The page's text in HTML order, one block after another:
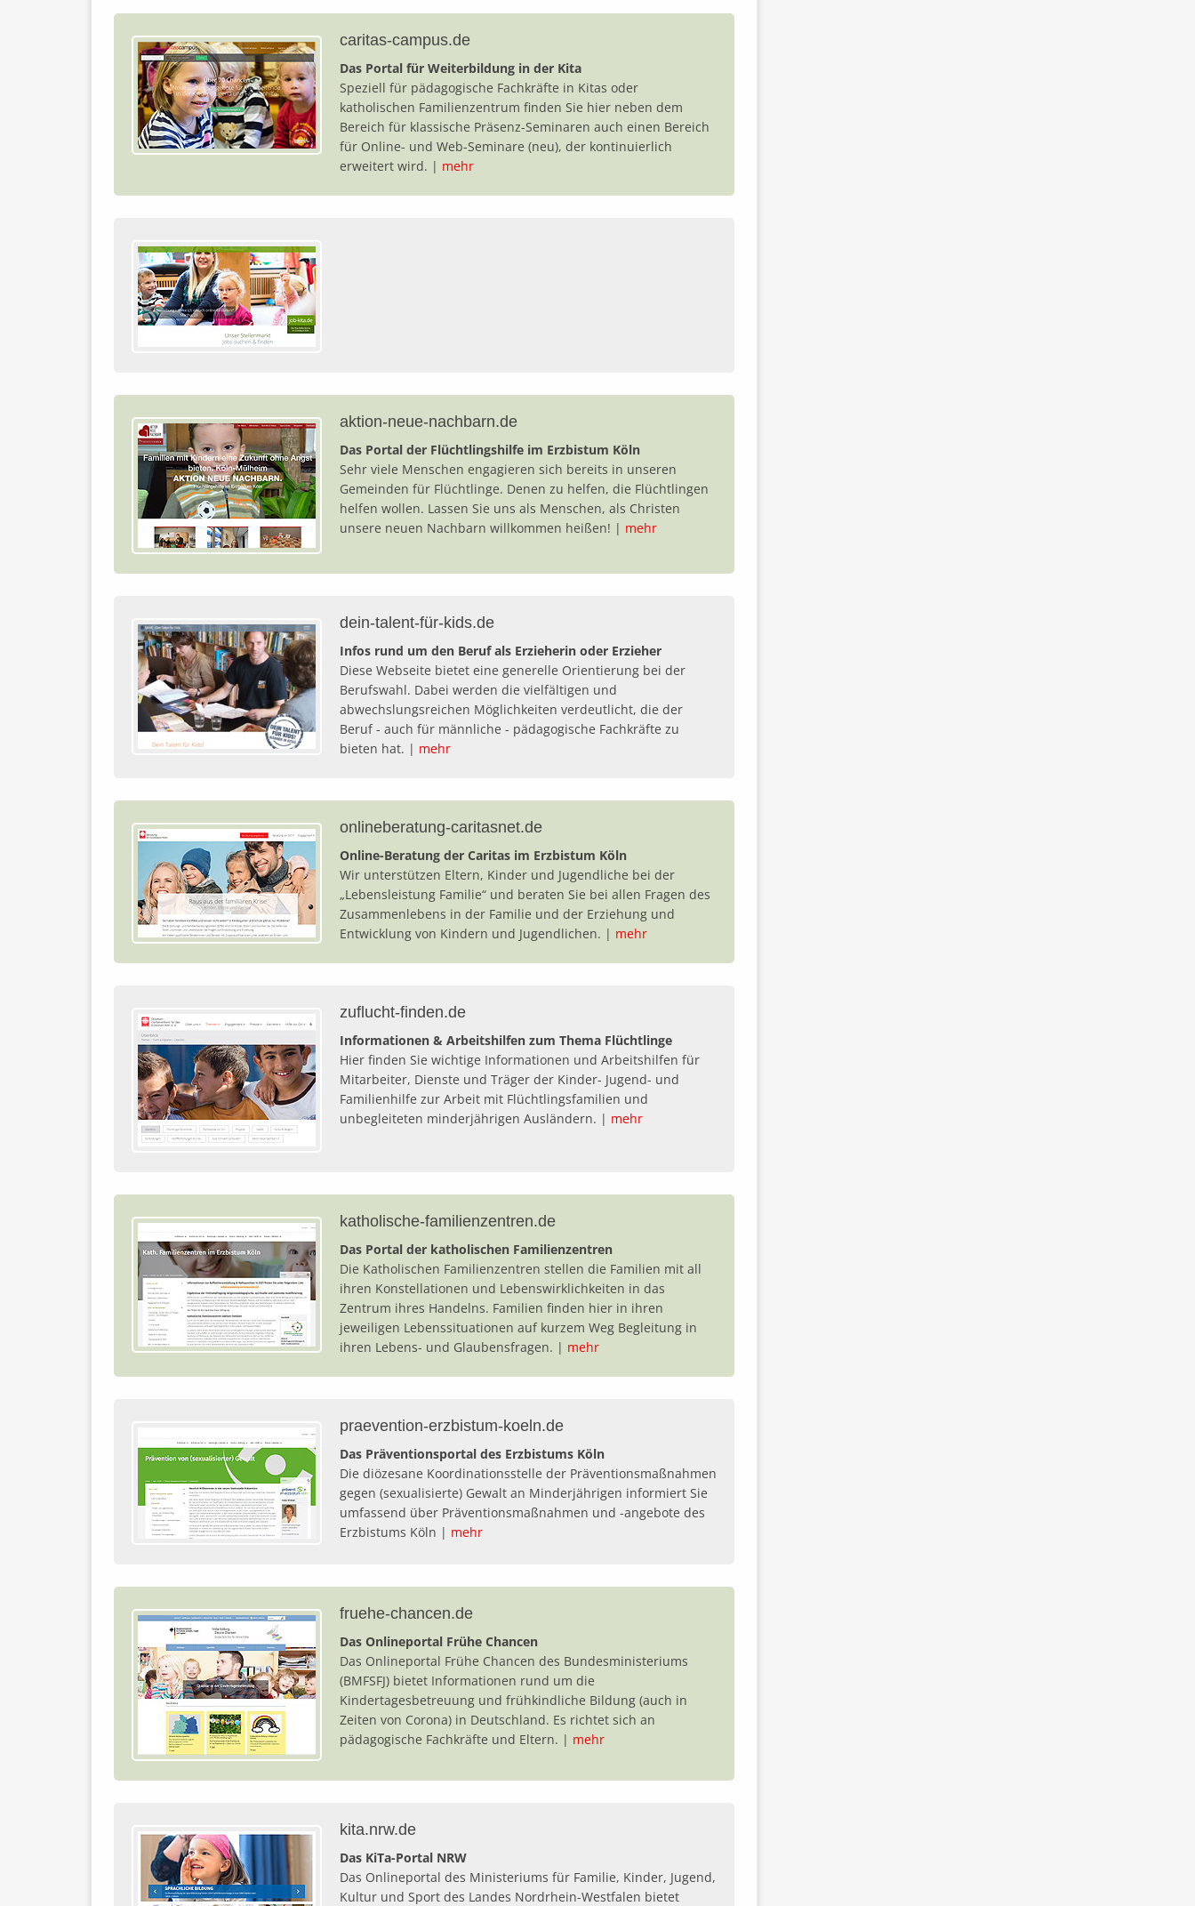
caritas-campus.de
Das Portal für Weiterbildung in der Kita
Speziell für pädagogische Fachkräfte in Kitas oder
katholischen Familienzentrum finden Sie hier neben dem
Bereich für klassische Präsenz-Seminaren auch einen Bereich
für Online- und Web-Seminare (neu), der kontinuierlich
erweitert wird. | mehr
aktion-neue-nachbarn.de
Das Portal der Flüchtlingshilfe im Erzbistum Köln
Sehr viele Menschen engagieren sich bereits in unseren
Gemeinden für Flüchtlinge. Denen zu helfen, die Flüchtlingen
helfen wollen. Lassen Sie uns als Menschen, als Christen
unsere neuen Nachbarn willkommen heißen! | mehr
dein-talent-für-kids.de
Infos rund um den Beruf als Erzieherin oder Erzieher
Diese Webseite bietet eine generelle Orientierung bei der
Berufswahl. Dabei werden die vielfältigen und
abwechslungsreichen Möglichkeiten verdeutlicht, die der
Beruf - auch für männliche - pädagogische Fachkräfte zu
bieten hat. | mehr
onlineberatung-caritasnet.de
Online-Beratung der Caritas im Erzbistum Köln
Wir unterstützen Eltern, Kinder und Jugendliche bei der
„Lebensleistung Familie“ und beraten Sie bei allen Fragen des
Zusammenlebens in der Familie und der Erziehung und
Entwicklung von Kindern und Jugendlichen. | mehr
zuflucht-finden.de
Informationen & Arbeitshilfen zum Thema Flüchtlinge
Hier finden Sie wichtige Informationen und Arbeitshilfen für
Mitarbeiter, Dienste und Träger der Kinder- Jugend- und
Familienhilfe zur Arbeit mit Flüchtlingsfamilien und
unbegleiteten minderjährigen Ausländern. | mehr
katholische-familienzentren.de
Das Portal der katholischen Familienzentren
Die Katholischen Familienzentren stellen die Familien mit all
ihren Konstellationen und Lebenswirklichkeiten in das
Zentrum ihres Handelns. Familien finden hier in ihren
jeweiligen Lebenssituationen auf kurzem Weg Begleitung in
ihren Lebens- und Glaubensfragen. | mehr
praevention-erzbistum-koeln.de
Das Präventionsportal des Erzbistums Köln
Die diözesane Koordinationsstelle der Präventionsmaßnahmen
gegen (sexualisierte) Gewalt an Minderjährigen informiert Sie
umfassend über Präventionsmaßnahmen und -angebote des
Erzbistums Köln | mehr
fruehe-chancen.de
Das Onlineportal Frühe Chancen
Das Onlineportal Frühe Chancen des Bundesministeriums
(BMFSFJ) bietet Informationen rund um die
Kindertagesbetreuung und frühkindliche Bildung (auch in
Zeiten von Corona) in Deutschland. Es richtet sich an
pädagogische Fachkräfte und Eltern. | mehr
kita.nrw.de
Das KiTa-Portal NRW
Das Onlineportal des Ministeriums für Familie, Kinder, Jugend,
Kultur und Sport des Landes Nordrhein-Westfalen bietet